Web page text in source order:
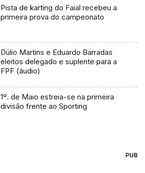
Pista de karting do Faial recebeu a
primeira prova do campeonato
Dúlio Martins e Eduardo Barradas
eleitos delegado e suplente para a
FPF (áudio)
1º. de Maio estreia-se na primeira
divisão frente ao Sporting
PUB